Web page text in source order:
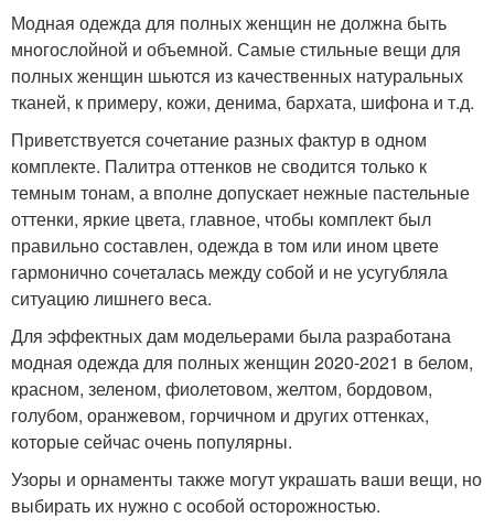
Модная одежда для полных женщин не должна быть
многослойной и объемной. Самые стильные вещи для
полных женщин шьются из качественных натуральных
тканей, к примеру, кожи, денима, бархата, шифона и т.д.
Приветствуется сочетание разных фактур в одном
комплекте. Палитра оттенков не сводится только к
темным тонам, а вполне допускает нежные пастельные
оттенки, яркие цвета, главное, чтобы комплект был
правильно составлен, одежда в том или ином цвете
гармонично сочеталась между собой и не усугубляла
ситуацию лишнего веса.
Для эффектных дам модельерами была разработана
модная одежда для полных женщин 2020-2021 в белом,
красном, зеленом, фиолетовом, желтом, бордовом,
голубом, оранжевом, горчичном и других оттенках,
которые сейчас очень популярны.
Узоры и орнаменты также могут украшать ваши вещи, но
выбирать их нужно с особой осторожностью.